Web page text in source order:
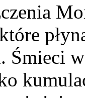
Śmieci